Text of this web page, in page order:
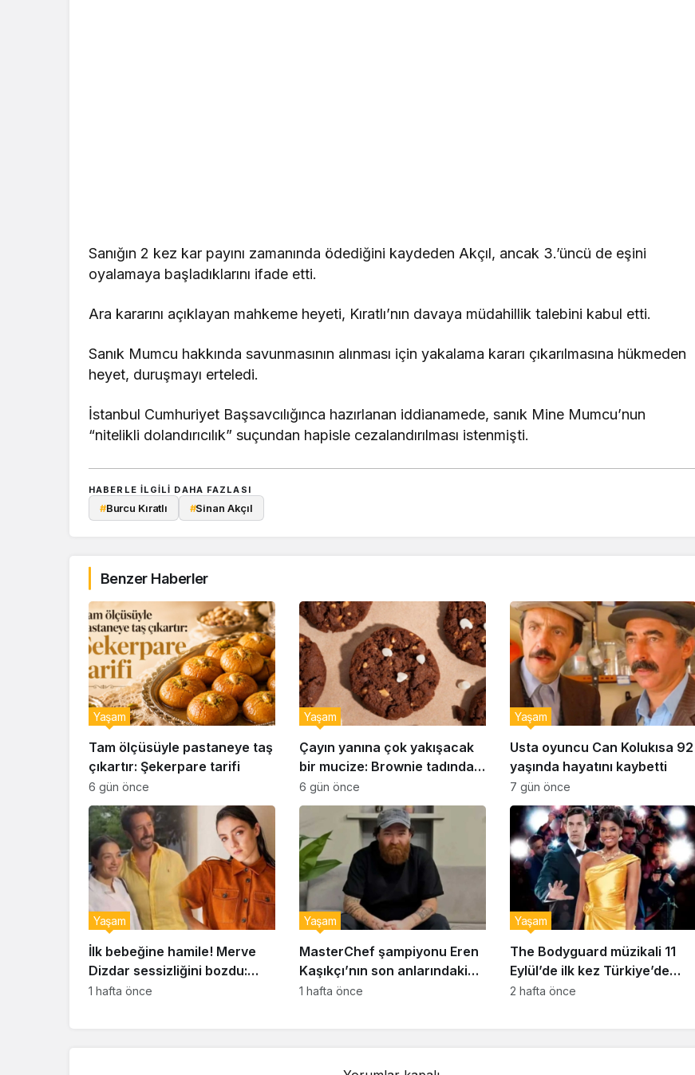
Sanığın 2 kez kar payını zamanında ödediğini kaydeden Akçıl, ancak 3.’üncü de eşini
oyalamaya başladıklarını ifade etti.
Ara kararını açıklayan mahkeme heyeti, Kıratlı’nın davaya müdahillik talebini kabul etti.
Sanık Mumcu hakkında savunmasının alınması için yakalama kararı çıkarılmasına hükmeden
heyet, duruşmayı erteledi.
İstanbul Cumhuriyet Başsavcılığınca hazırlanan iddianamede, sanık Mine Mumcu’nun
“nitelikli dolandırıcılık” suçundan hapisle cezalandırılması istenmişti.
HABERLE ILGILI DAHA FAZLASI
#Burcu Kıratlı #Sinan Akçıl
Benzer Haberler
Tam ölçüsüyle pastaneye taş
çıkartır: Şekerpare tarifi
Yaşam
6 gün önce
Çayın yanına çok yakışacak
bir mucize: Brownie tadında
ıslak kurabiye tarifi…
Yaşam
6 gün önce
Usta oyuncu Can Kolukısa 92
yaşında hayatını kaybetti
Yaşam
7 gün önce
İlk bebeğine hamile! Merve
Dizdar sessizliğini bozdu:
‘İsim bulmak çok zor’
Yaşam
1 hafta önce
MasterChef şampiyonu Eren
Kaşıkçı’nın son anlarındaki
kahreden detay ortaya çıktı
Yaşam
1 hafta önce
The Bodyguard müzikali 11
Eylül’de ilk kez Türkiye’de
sahnelenecek
Yaşam
2 hafta önce